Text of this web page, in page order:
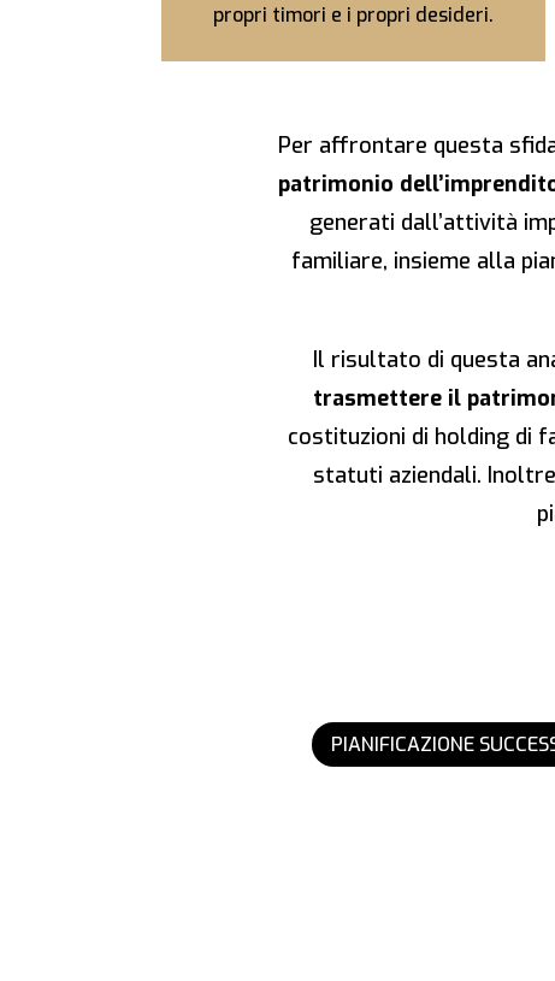
propri timori e i propri desideri.
Per affrontare questa
patrimonio
generati dall’attività
familiare, insieme alla
Il risultato di questa
trasmettere il
costituzioni di holding di
statuti aziendali.
PIANIFICAZIONE